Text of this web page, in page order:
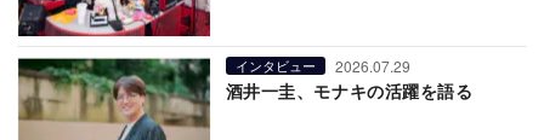
インタビュー 2026.07.29
酒井一圭、モナキの活躍を語る